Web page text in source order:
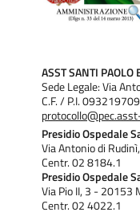
ASST SANTI PAOLO
Sede Legale: Via
C.F. / P.I.
Presidio Ospedale
Via Antonio di
Centr. 02 8184.1
Presidio Ospedale
Via Pio II, 3 - 20153
Centr. 02 4022.1